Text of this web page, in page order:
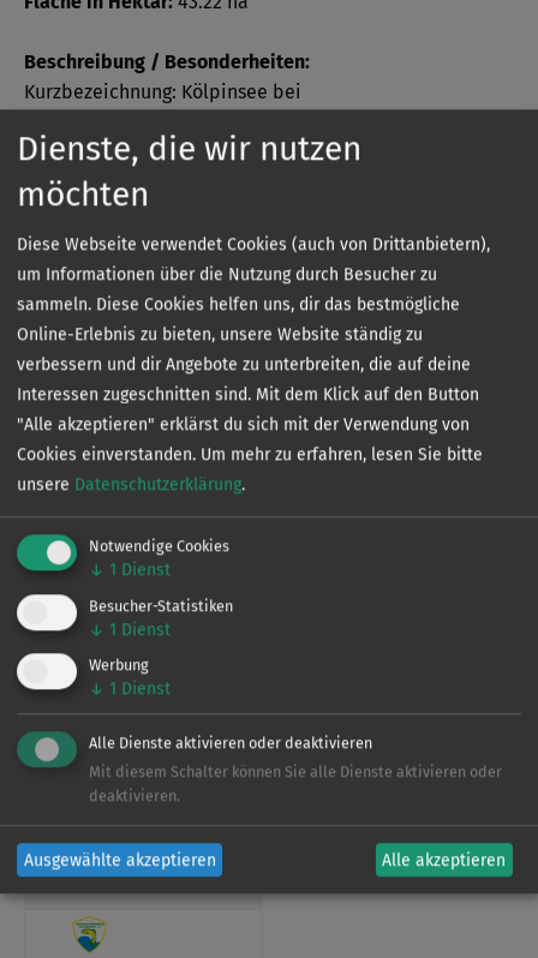
Beschreibung / Besonderheiten:
Kurzbezeichnung: Kölpinsee bei
Bezeichnung: Kölpinsee bei Rheinsberg/Waldschänke
Verbans- oder Verbandsvertragsgewässer:
Verbandsgewässer
Sonder­bestimmungen
Gewässers können Sie kostenlos in unserer App
einsehen.
Verein
bewirtschaftet. Für weitere Informationen zu den
Befischungsrechten und Regelungen laden Sie sich bitte
Dienste, die wir nutzen
möchten
Diese Webseite verwendet Cookies (auch von Drittanbietern),
um Informationen über die Nutzung durch Besucher zu
sammeln. Diese Cookies helfen uns, dir das bestmögliche
Online-Erlebnis zu bieten, unsere Website ständig zu
verbessern und dir Angebote zu unterbreiten, die auf deine
Interessen zugeschnitten sind. Mit dem Klick auf den Button
"Alle akzeptieren" erklärst du sich mit der Verwendung von
Cookies einverstanden. Um mehr zu erfahren, lesen Sie bitte
unsere Datenschutzerklärung.
Notwendige Cookies
↓ 1 Dienst
Besucher-Statistiken
↓ 1 Dienst
Werbung
↓ 1 Dienst
Alle Dienste aktivieren oder deaktivieren
Mit diesem Schalter können Sie alle Dienste aktivieren oder
deaktivieren.
Ausgewählte akzeptieren Alle akzeptieren